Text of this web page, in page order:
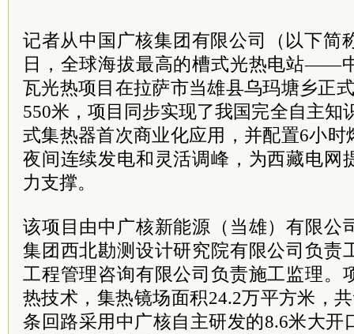
记者从中国广核集团有限公司（以下简
日，全球海拔最高的槽式光热电站——
瓦光热项目在拉萨市当雄县乌玛塘乡正
550米，项目同步实现了我国完全自主知
式集热器首次商业化应用，并配置6小
夜间连续发电和灵活调峰，为西藏电网
力支撑。
该项目由中广核新能源（当雄）有限公
集团西北勘测设计研究院有限公司负责
工程管理咨询有限公司负责施工监理。
热技术，集热镜场面积24.2万平方米，
条回路采用中广核自主研发的8.6米大开